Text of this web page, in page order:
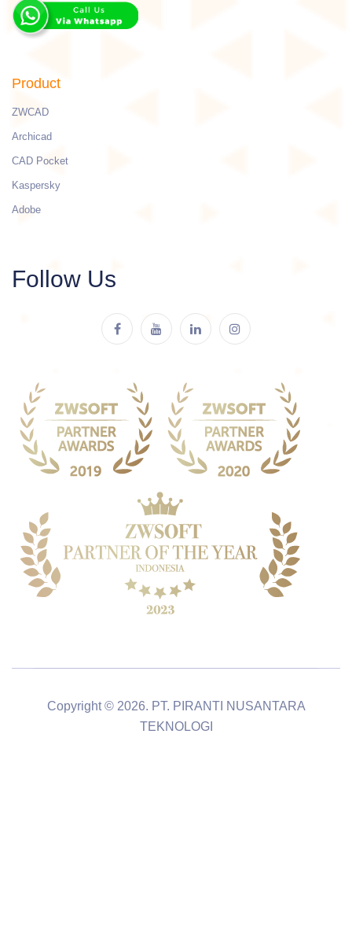
Product
ZWCAD
Archicad
CAD Pocket
Kaspersky
Adobe
Follow Us
Copyright © 2026. PT. PIRANTI NUSANTARA
TEKNOLOGI